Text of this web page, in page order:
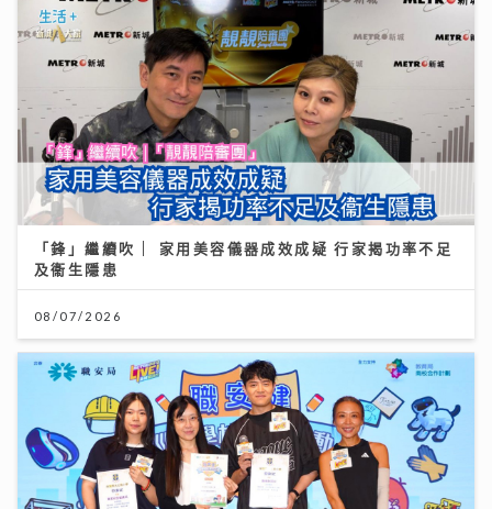
「鋒」繼續吹 | 家用美容儀器成效成疑 行家揭功率不足
及衞生隱患
08/07/2026